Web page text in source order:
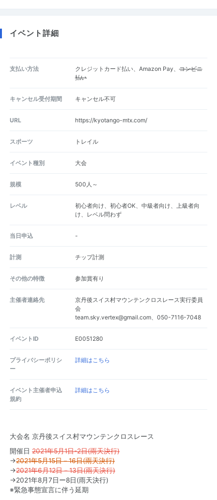
イベント詳細
支払い方法 クレジットカード払い、Amazon Pay、コンビニ
払い
キャンセル受付期間 キャンセル不可
URL https://kyotango-mtx.com/
スポーツ トレイル
イベント種別 大会
規模 500人～
レベル
初心者向け、初心者OK、中級者向け、上級者向
け、レベル問わず
当日申込 -
計測 チップ計測
その他の特徴 参加賞有り
主催者連絡先
京丹後スイス村マウンテンクロスレース実行委員
会
team.sky.vertex@gmail.com、050-7116-7048
イベントID E0051280
プライバシーポリシ
ー
詳細はこちら
イベント主催者申込
規約
詳細はこちら
大会名 京丹後スイス村マウンテンクロスレース
開催日 2021年5月1日-2日(雨天決行)
→2021年5月15日－16日(雨天決行)
→2021年6月12日－13日(雨天決行)
→2021年8月7日ー8日(雨天決行)
※緊急事態宣言に伴う延期